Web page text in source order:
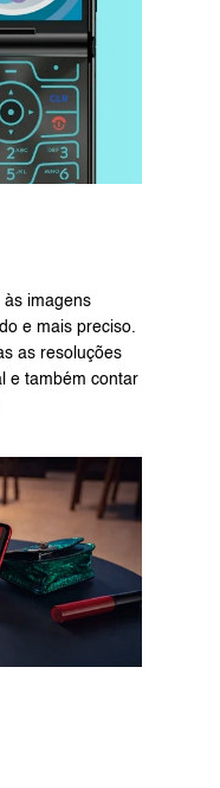
imagens
e mais preciso.
as resoluções
e também contar